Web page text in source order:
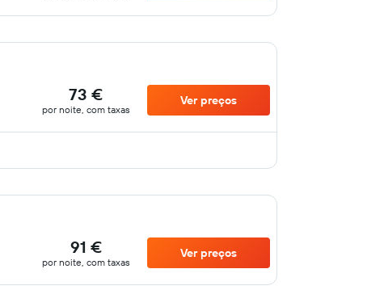
73 €
por noite, com taxas
Ver preços
91 €
por noite, com taxas
Ver preços